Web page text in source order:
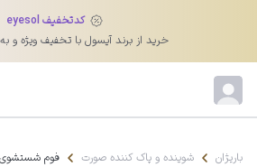
کدتخفیف eyesol
خرید از برند آیسول با تخفیف ویژه و
باریژان شوینده و پاک کننده صورت فوم